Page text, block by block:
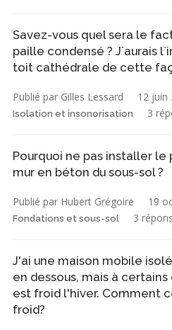
Savez-vous quel sera le
paille condensé ? J`aurais
toit cathédrale de cette
Publié par Gilles Lessard 12 juin
Isolation et insonorisation 3
Pourquoi ne pas installer
mur en béton du sous-sol ?
Publié par Hubert Grégoire 19
Fondations et sous-sol 3
J'ai une maison mobile
en dessous, mais à
est froid l'hiver. Comment
froid?